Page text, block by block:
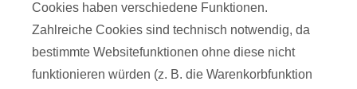
Cookies haben verschiedene Funktionen.
Zahlreiche Cookies sind technisch notwendig, da
bestimmte Websitefunktionen ohne diese nicht
funktionieren würden (z. B. die Warenkorbfunktion